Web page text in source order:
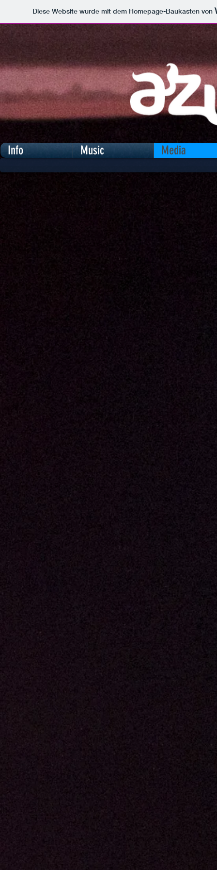
Diese Website wurde mit dem Homepage-Baukasten von
Info Music Media